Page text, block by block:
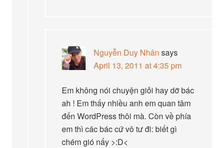
Nguyễn Duy Nhân says
April 13, 2011 at 4:35 pm
Em không nói chuyện giỏi hay dỡ bác
ah ! Em thấy nhiều anh em quan tâm
đến WordPress thôi mà. Còn về phía
em thì các bác cứ vô tư đi: biết gì
chém gió nấy >:D<